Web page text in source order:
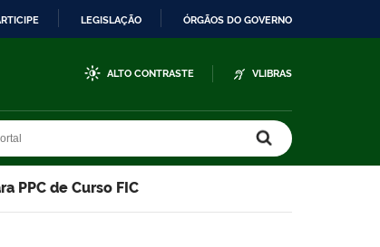
LEGISLAÇÃO ÓRGÃOS DO GOVERNO
ALTO CONTRASTE VLIBRAS
PPC de Curso FIC